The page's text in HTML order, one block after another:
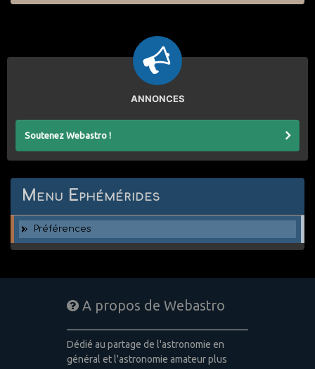
ANNONCES
Soutenez Webastro !
Menu Ephémérides
Préférences
A propos de Webastro
Dédié au partage de l'astronomie en
général et l'astronomie amateur plus